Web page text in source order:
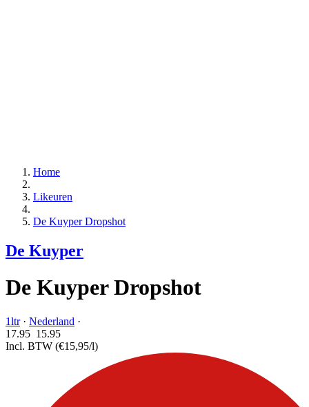
Home
Likeuren
De Kuyper Dropshot
De Kuyper
De Kuyper Dropshot
1ltr· Nederland ·
17.95 15.95
Incl. BTW (€15,95/l)